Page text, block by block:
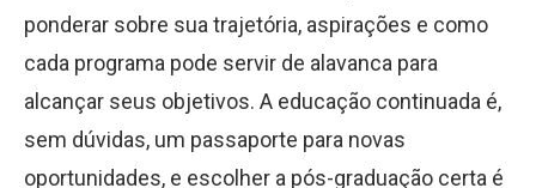
ponderar sobre sua trajetória, aspirações e como
cada programa pode servir de alavanca para
alcançar seus objetivos. A educação continuada é,
sem dúvidas, um passaporte para novas
oportunidades, e escolher a pós-graduação certa é